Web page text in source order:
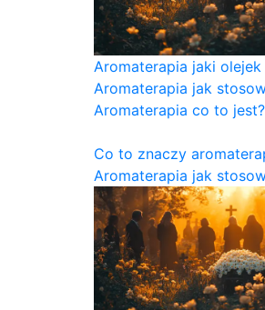
Aromaterapia jaki olejek
Aromaterapia jak
Aromaterapia co to jest?
Co to znaczy
Aromaterapia jak